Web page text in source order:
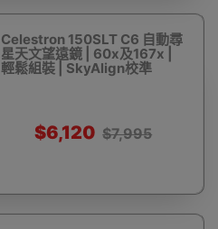
Celestron 150SLT C6 自動尋
星天文望遠鏡 | 60x及167x |
輕鬆組裝 | SkyAlign校準
$6,120 $7,995